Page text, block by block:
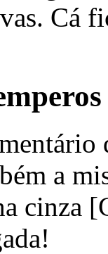
Cá
a
cinza